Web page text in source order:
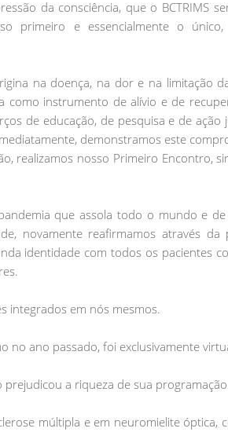
da consciência, que o BCTRIMS
primeiro e essencialmente o
na doença, na dor e na limitação
como instrumento de alívio e de
de educação, de pesquisa e de
demonstramos este
realizamos nosso Primeiro Encontro,
que assola todo o mundo e
novamente reafirmamos através
identidade com todos os pacientes
integrados em nós mesmos.
no ano passado, foi exclusivamente
prejudicou a riqueza de sua
múltipla e em neuromielite óptica,